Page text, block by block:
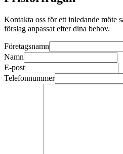
Kontakta oss för ett inledande möte
förslag anpassat efter dina behov.
Företagsnamn
Namn
E-post
Telefonnummer